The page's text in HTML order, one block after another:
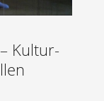
Kultur-